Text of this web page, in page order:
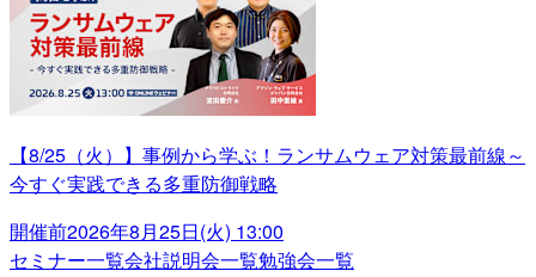
【8/25（火）】事例から学ぶ！ランサムウェア対策最前線～
今すぐ実践できる多重防御戦略
開催前2026年8月25日(火) 13:00
セミナー一覧会社説明会一覧勉強会一覧